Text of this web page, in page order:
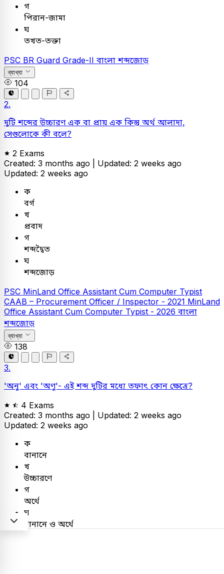
গ
পিরান-জামা
ঘ
তখত-তক্তা
PSC BR Guard Grade-II বাংলাশব্দজোড়
ব্যাখ্যা
104
2.
দুটি শব্দের উচ্চারণ এক বা প্রায় এক কিন্তু অর্থ আলাদা,
সেগুলোকে কী বলে?
2 Exams
Created: 3 months ago | Updated: 2 weeks ago
Updated: 2 weeks ago
ক
বর্গ
খ
প্রবাদ
গ
শব্দদ্বৈত
ঘ
শব্দজোড়
PSC MinLand Office Assistant Cum Computer Typist
CAAB – Procurement Officer / Inspector - 2021 MinLand
Office Assistant Cum Computer Typist - 2026 বাংলা
শব্দজোড়
ব্যাখ্যা
138
3.
'অনু' এবং 'অণু'- এই শব্দ দুটির মধ্যে তফাৎ কোন ক্ষেত্রে?
4 Exams
Created: 3 months ago | Updated: 2 weeks ago
Updated: 2 weeks ago
ক
বানানে
খ
উচ্চারণে
গ
অর্থে
ঘ
বানানে ও অর্থে